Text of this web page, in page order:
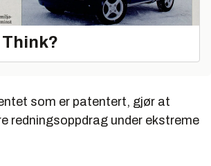
Think?
som er patentert, gjør at
redningsoppdrag under ekstreme